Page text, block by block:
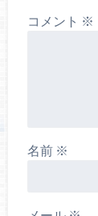
コメント ※
名前 ※